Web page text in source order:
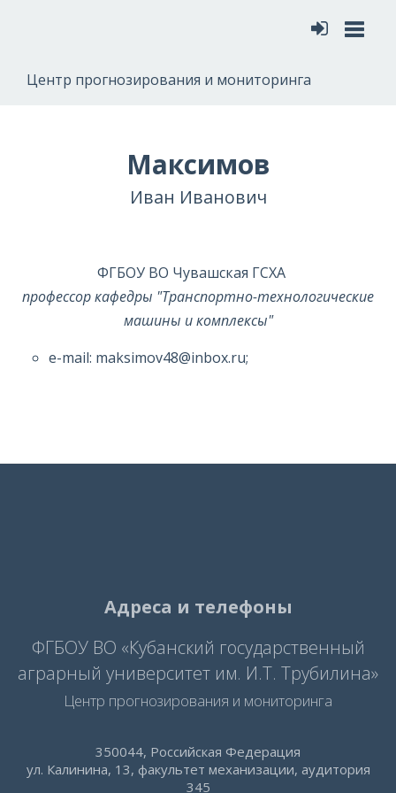
Центр прогнозирования и мониторинга
Максимов
Иван Иванович
ФГБОУ ВО Чувашская ГСХА
профессор кафедры "Транспортно-технологические
машины и комплексы"
e-mail: maksimov48@inbox.ru;
Адреса и телефоны
ФГБОУ ВО «Кубанский государственный
аграрный университет им. И.Т. Трубилина»
Центр прогнозирования и мониторинга
350044, Российская Федерация
ул. Калинина, 13, факультет механизации, аудитория
345